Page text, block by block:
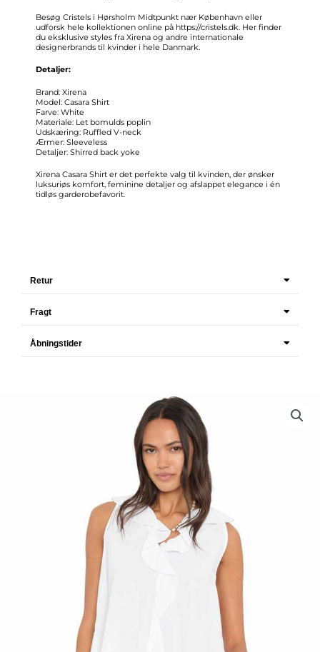
Besøg Cristels i Hørsholm Midtpunkt nær København eller
udforsk hele kollektionen online på https://cristels.dk . Her finder
du eksklusive styles fra Xirena og andre internationale
designerbrands til kvinder i hele Danmark.
Detaljer:
Brand: Xirena
Model: Casara Shirt
Farve: White
Materiale: Let bomulds poplin
Udskæring: Ruffled V-neck
Ærmer: Sleeveless
Detaljer: Shirred back yoke
Xirena Casara Shirt er det perfekte valg til kvinden, der ønsker
luksuriøs komfort, feminine detaljer og afslappet elegance i én
tidløs garderobefavorit.
Retur
Fragt
Åbningstider